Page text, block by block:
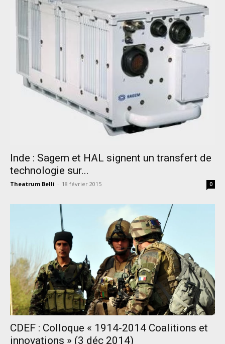
Inde : Sagem et HAL signent un transfert de
technologie sur...
Theatrum Belli - 18 février 2015 0
CDEF : Colloque « 1914-2014 Coalitions et
innovations » (3 déc 2014)